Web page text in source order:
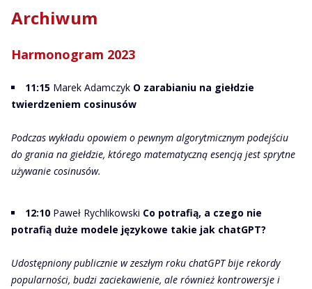
Archiwum
Harmonogram 2023
11:15 Marek Adamczyk O zarabianiu na giełdzie
twierdzeniem cosinusów
Podczas wykładu opowiem o pewnym algorytmicznym podejściu
do grania na giełdzie, którego matematyczną esencją jest sprytne
używanie cosinusów.
12:10 Paweł Rychlikowski Co potrafią, a czego nie
potrafią duże modele językowe takie jak chatGPT?
Udostępniony publicznie w zeszłym roku chatGPT bije rekordy
popularności, budzi zaciekawienie, ale również kontrowersje i